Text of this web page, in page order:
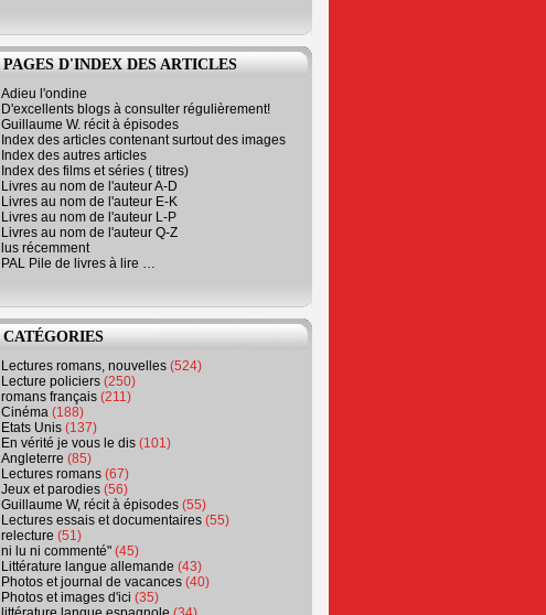
PAGES D'INDEX DES ARTICLES
Adieu l'ondine
D'excellents blogs à consulter régulièrement!
Guillaume W. récit à épisodes
Index des articles contenant surtout des images
Index des autres articles
Index des films et séries ( titres)
Livres au nom de l'auteur A-D
Livres au nom de l'auteur E-K
Livres au nom de l'auteur L-P
Livres au nom de l'auteur Q-Z
lus récemment
PAL Pile de livres à lire …
CATÉGORIES
Lectures romans, nouvelles (524)
Lecture policiers (250)
romans français (211)
Cinéma (188)
Etats Unis (137)
En vérité je vous le dis (101)
Angleterre (85)
Lectures romans (67)
Jeux et parodies (56)
Guillaume W, récit à épisodes (55)
Lectures essais et documentaires (55)
relecture (51)
ni lu ni commenté" (45)
Littérature langue allemande (43)
Photos et journal de vacances (40)
Photos et images d'ici (35)